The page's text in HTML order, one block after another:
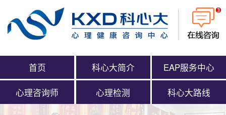
首页 科心大简介 EAP服务中心
心理咨询师 心理检测 科心大路线